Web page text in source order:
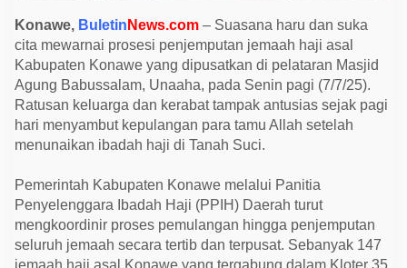
J
e
m
a
a
h
H
a
j
i
n
w
e
i
M
Konawe, Buletin News.com – Suasana haru dan suka
cita mewarnai prosesi penjemputan jemaah haji asal
Kabupaten Konawe yang dipusatkan di pelataran Masjid
Agung Babussalam, Unaaha, pada Senin pagi (7/7/25).
Ratusan keluarga dan kerabat tampak antusias sejak pagi
hari menyambut kepulangan para tamu Allah setelah
menunaikan ibadah haji di Tanah Suci.
Pemerintah Kabupaten Konawe melalui Panitia
Penyelenggara Ibadah Haji (PPIH) Daerah turut
mengkoordinir proses pemulangan hingga penjemputan
seluruh jemaah secara tertib dan terpusat. Sebanyak 147